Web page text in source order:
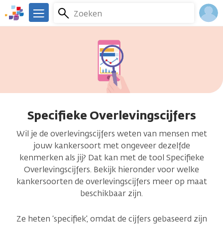
Overslaan
en
naar
We
Zoeken
Menu
Specifieke Overlevingscijfers
Wil je de overlevingscijfers weten van mensen met
jouw kankersoort met ongeveer dezelfde
kenmerken als jij? Dat kan met de tool Specifieke
Overlevingscijfers. Bekijk hieronder voor welke
kankersoorten de overlevingscijfers meer op maat
beschikbaar zijn.
Ze heten ‘specifiek’, omdat de cijfers gebaseerd zijn